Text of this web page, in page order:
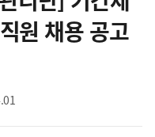
원 채용 공고